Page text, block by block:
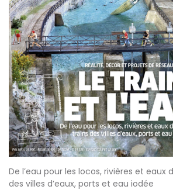
De l’eau pour les locos, rivières et eaux
des villes d’eaux, ports et eau iodée